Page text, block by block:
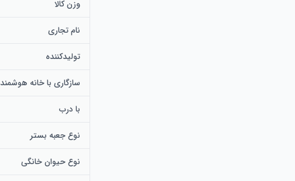
وزن کالا
نام تجاری
تولیدکننده
سازگاری با خانه هوشمند
با درب
نوع جعبه بستر
نوع حیوان خانگی